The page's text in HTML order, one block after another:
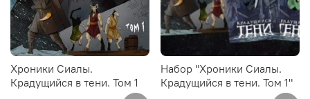
Хроники Сиалы.
Крадущийся в тени. Том 1
Набор "Хроники Сиалы.
Крадущийся в тени. Том 1"